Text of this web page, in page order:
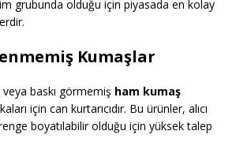
grubunda olduğu için piyasada en kolay
Kumaşlar
baskı görmemiş ham kumaş
için can kurtarıcıdır. Bu ürünler, alıcı
boyatılabilir olduğu için yüksek talep